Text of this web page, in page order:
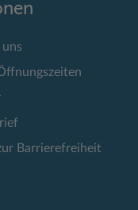
uns
Barrierefreiheit